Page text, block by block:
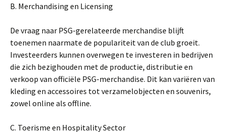
B. Merchandising en Licensing
De vraag naar PSG-gerelateerde merchandise blijft
toenemen naarmate de populariteit van de club groeit.
Investeerders kunnen overwegen te investeren in bedrijven
die zich bezighouden met de productie, distributie en
verkoop van officiële PSG-merchandise. Dit kan variëren van
kleding en accessoires tot verzamelobjecten en souvenirs,
zowel online als offline.
C. Toerisme en Hospitality Sector